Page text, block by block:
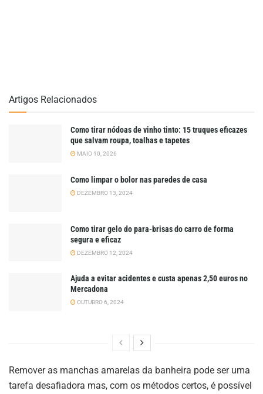
Artigos Relacionados
Como tirar nódoas de vinho tinto: 15 truques eficazes
que salvam roupa, toalhas e tapetes
MAIO 10, 2026
Como limpar o bolor nas paredes de casa
DEZEMBRO 13, 2024
Como tirar gelo do para-brisas do carro de forma
segura e eficaz
DEZEMBRO 12, 2024
Ajuda a evitar acidentes e custa apenas 2,50 euros no
Mercadona
OUTUBRO 6, 2024
Remover as manchas amarelas da banheira pode ser uma
tarefa desafiadora mas, com os métodos certos, é possível